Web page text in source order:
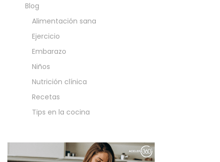
Blog
Alimentación sana
Ejercicio
Embarazo
Niños
Nutrición clínica
Recetas
Tips en la cocina